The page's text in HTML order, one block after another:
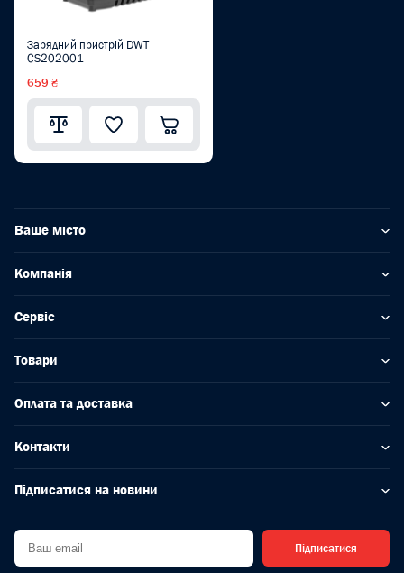
Зарядний пристрій DWT
CS202001
659 ₴
Ваше місто
Компанія
Сервіс
Товари
Оплата та доставка
Контакти
Підписатися на новини
Підписатися